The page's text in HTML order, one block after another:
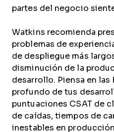
partes del negocio
Watkins recomienda
problemas de
de despliegue más
disminución de la
desarrollo. Piensa en las
profundo de tus
puntuaciones CSAT de
de caídas, tiempos de
inestables en